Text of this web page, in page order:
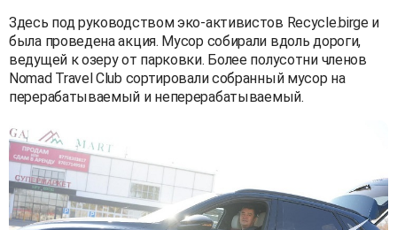
Здесь под руководством эко-активистов Recycle.birge и
была проведена акция. Мусор собирали вдоль дороги,
ведущей к озеру от парковки. Более полусотни членов
Nomad Travel Club сортировали собранный мусор на
перерабатываемый и неперерабатываемый.